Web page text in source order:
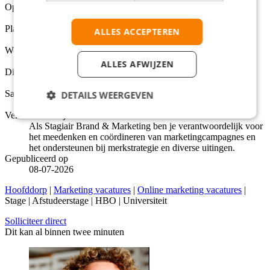
Opleidingsniveaus
HBO, Universiteit
Plaats
Werkuren per week
Dienstverbanden
Salarisindicatie
Verantwoordelijk voor
Als Stagiair Brand & Marketing ben je verantwoordelijk voor
het meedenken en coördineren van marketingcampagnes en
het ondersteunen bij merkstrategie en diverse uitingen.
Gepubliceerd op
08-07-2026
Hoofddorp | Marketing vacatures | Online marketing vacatures |
Stage | Afstudeerstage | HBO | Universiteit
Solliciteer direct
Dit kan al binnen twee minuten
ALLES ACCEPTEREN
ALLES AFWIJZEN
DETAILS WEERGEVEN